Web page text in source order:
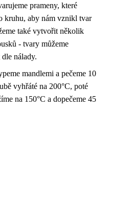
prameny, které
kruhu, aby nám vznikl tvar
také vytvořit několik
- tvary můžeme
nálady.
mandlemi a pečeme 10
vyhřáté na 200°C, poté
na 150°C a dopečeme 45